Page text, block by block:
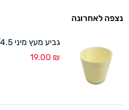
נצפה לאחרונה
גביע מעץ מיני 6/4.5 ס"מ (50 יח')
19.00 ₪